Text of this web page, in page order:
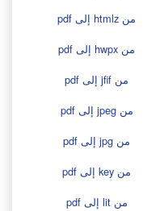
من htmlz إلى pdf
من hwpx إلى pdf
من jfif إلى pdf
من jpeg إلى pdf
من jpg إلى pdf
من key إلى pdf
من lit إلى pdf